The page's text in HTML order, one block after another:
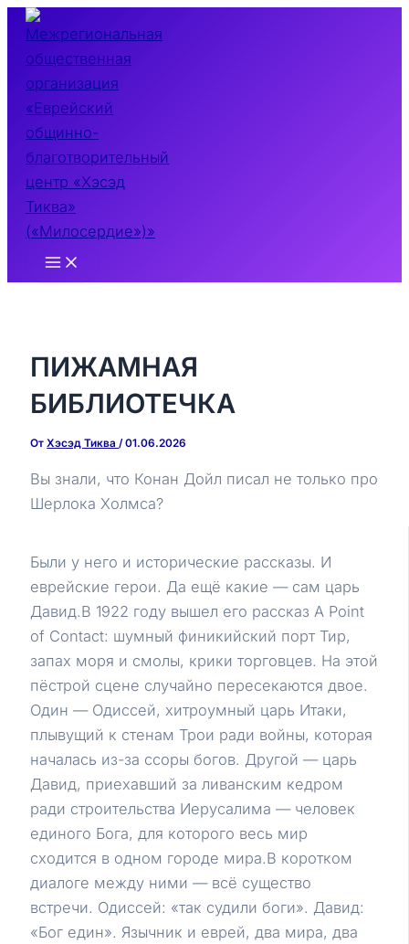
Перейти
содержимому
Main
ПИЖАМНАЯ
БИБЛИОТЕЧКА
ОтХэсэд Тиква/01.06.2026
Вы знали, что Конан Дойл писал не только про
Шерлока Холмса?
Были у него и исторические рассказы. И
еврейские герои. Да ещё какие — сам царь
Давид.В 1922 году вышел его рассказ A Point
of Contact: шумный финикийский порт Тир,
запах моря и смолы, крики торговцев. На этой
пёстрой сцене случайно пересекаются двое.
Один — Одиссей, хитроумный царь Итаки,
плывущий к стенам Трои ради войны, которая
началась из-за ссоры богов. Другой — царь
Давид, приехавший за ливанским кедром
ради строительства Иерусалима — человек
единого Бога, для которого весь мир
сходится в одном городе мира.В коротком
диалоге между ними — всё существо
встречи. Одиссей: «так судили боги». Давид:
«Бог един». Язычник и еврей, два мира, два